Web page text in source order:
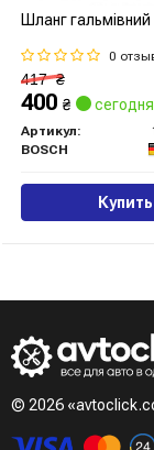
Шланг гальмівний
0
417₴
400 ₴ сегодня
Артикул:
BOSCH
Купить
© 2026